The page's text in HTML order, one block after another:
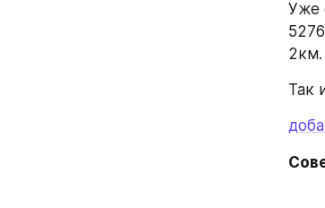
Уже
2км.
Так